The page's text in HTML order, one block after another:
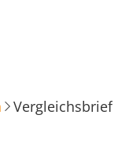
Vergleichsbrief